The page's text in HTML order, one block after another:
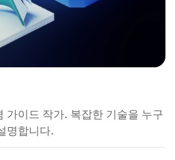
가이드 작가. 복잡한 기술을 누구
명합니다.